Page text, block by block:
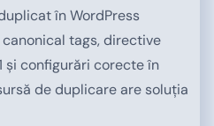
în WordPress
tags, directive
și configurări corecte în
de duplicare are soluția